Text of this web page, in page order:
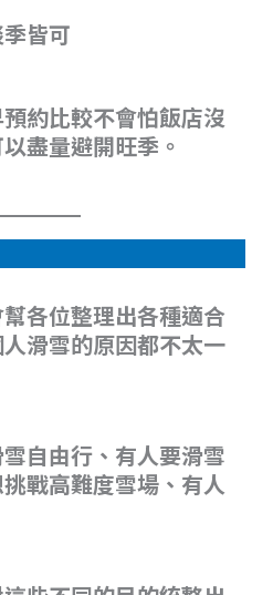
皆可
約比較不會怕飯店沒
盡量避開旺季。
各位整理出各種適合
滑雪的原因都不太一
自由行、有人要滑雪
戰高難度雪場、有人